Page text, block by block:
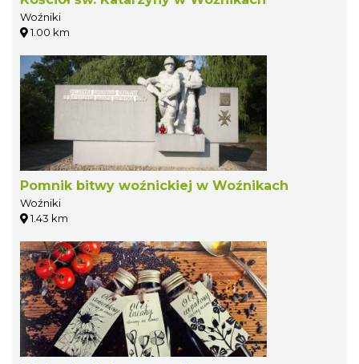
Woźniki
1.00 km
Pomnik bitwy woźnickiej w Woźnikach
Woźniki
1.43 km